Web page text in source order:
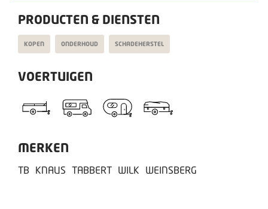
PRODUCTEN & DIENSTEN
KOPEN ONDERHOUD SCHADEHERSTEL
VOERTUIGEN
MERKEN
TB KNAUS TABBERT WILK WEINSBERG